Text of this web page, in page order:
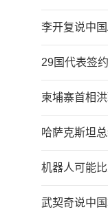
李开复说中
29国代表签
柬埔寨首相
哈萨克斯坦
机器人可能
武契奇说中国